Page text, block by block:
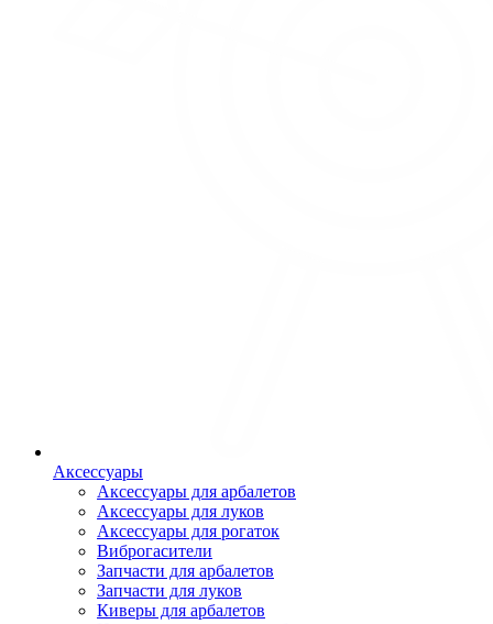
Аксессуары
Аксессуары для арбалетов
Аксессуары для луков
Аксессуары для рогаток
Виброгасители
Запчасти для арбалетов
Запчасти для луков
Киверы для арбалетов